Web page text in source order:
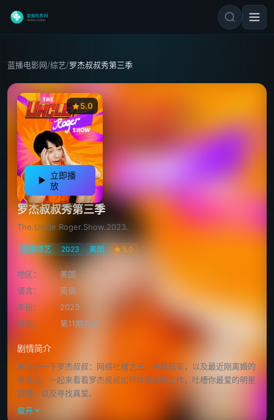
蓝播电影网/综艺/罗杰叔叔秀第三季
5.0
立即播
放
罗杰叔叔秀第三季
The.Uncle.Roger.Show.2023.
欧美综艺 2023 美国 5.0
地区：
美国
语言：
英语
年份：
2023
状态：
第11期完结
剧情简介
来认识一下罗杰叔叔：网络吐槽之王、味精冠军，以及最近刚离婚的
单身汉。一起来看看罗杰叔叔如何体验各种工作，吐槽你最爱的明星
厨师，以及寻找真爱。
展开